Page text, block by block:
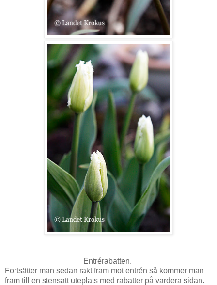
Entrérabatten.
Fortsätter man sedan rakt fram mot entrén så kommer man
fram till en stensatt uteplats med rabatter på vardera sidan.